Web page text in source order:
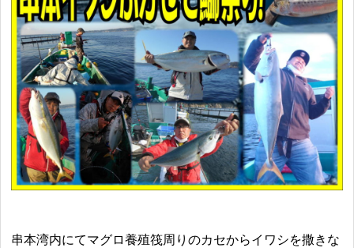
串本湾内にてマグロ養殖筏周りのカセからイワシを撒きな